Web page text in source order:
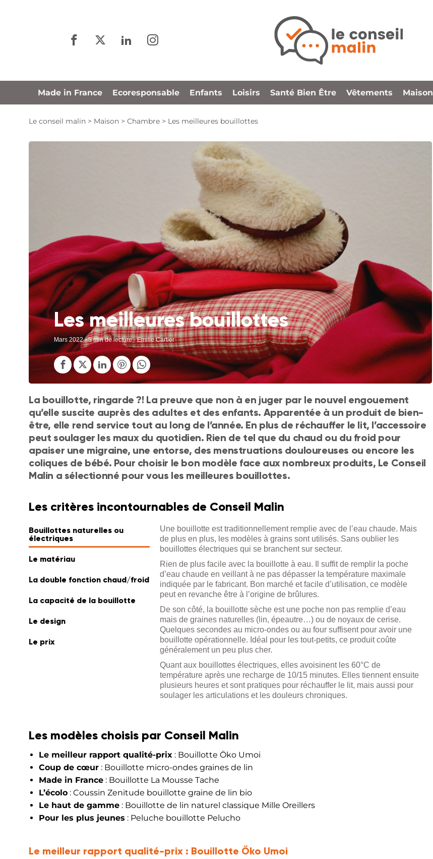
Made in France Ecoresponsable Enfants Loisirs Santé Bien Être Vêtements Maison
Le conseil malin > Maison > Chambre > Les meilleures bouillottes
Les meilleures bouillottes
Mars 2022- 5 min de lecture - Emilie Cartier
La bouillotte, ringarde ?! La preuve que non à en juger par le nouvel engouement
qu’elle suscite auprès des adultes et des enfants. Apparentée à un produit de bien-
être, elle rend service tout au long de l’année. En plus de réchauffer le lit, l’accessoire
peut soulager les maux du quotidien. Rien de tel que du chaud ou du froid pour
apaiser une migraine, une entorse, des menstruations douloureuses ou encore les
coliques de bébé. Pour choisir le bon modèle face aux nombreux produits, Le Conseil
Malin a sélectionné pour vous les meilleures bouillottes.
Les critères incontournables de Conseil Malin
Bouillottes naturelles ou
électriques
Le matériau
La double fonction chaud/froid
La capacité de la bouillotte
Le design
Le prix
Une bouillotte est traditionnellement remplie avec de l’eau chaude. Mais
de plus en plus, les modèles à grains sont utilisés. Sans oublier les
bouillottes électriques qui se branchent sur secteur.
Rien de plus facile avec la bouillotte à eau. Il suffit de remplir la poche
d’eau chaude en veillant à ne pas dépasser la température maximale
indiquée par le fabricant. Bon marché et facile d’utilisation, ce modèle
peut en revanche être à l’origine de brûlures.
De son côté, la bouillotte sèche est une poche non pas remplie d’eau
mais de graines naturelles (lin, épeautre…) ou de noyaux de cerise.
Quelques secondes au micro-ondes ou au four suffisent pour avoir une
bouillotte opérationnelle. Idéal pour les tout-petits, ce produit coûte
généralement un peu plus cher.
Quant aux bouillottes électriques, elles avoisinent les 60°C de
température après une recharge de 10/15 minutes. Elles tiennent ensuite
plusieurs heures et sont pratiques pour réchauffer le lit, mais aussi pour
soulager les articulations et les douleurs chroniques.
Les modèles choisis par Conseil Malin
Le meilleur rapport qualité-prix : Bouillotte Öko Umoi
Coup de cœur : Bouillotte micro-ondes graines de lin
Made in France : Bouillotte La Mousse Tache
L’écolo : Coussin Zenitude bouillotte graine de lin bio
Le haut de gamme : Bouillotte de lin naturel classique Mille Oreillers
Pour les plus jeunes : Peluche bouillotte Pelucho
Le meilleur rapport qualité-prix : Bouillotte Öko Umoi